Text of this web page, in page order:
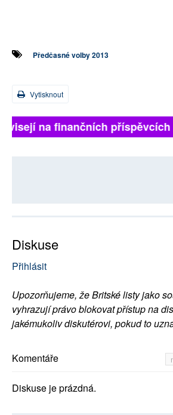
Předčasné volby 2013
Vytisknout
na finančních příspěvcích
Diskuse
Přihlásit
Upozorňujeme, že Britské listy jako
vyhrazují právo blokovat přístup na
jakémukoliv diskutérovi, pokud to
Komentáře
Diskuse je prázdná.